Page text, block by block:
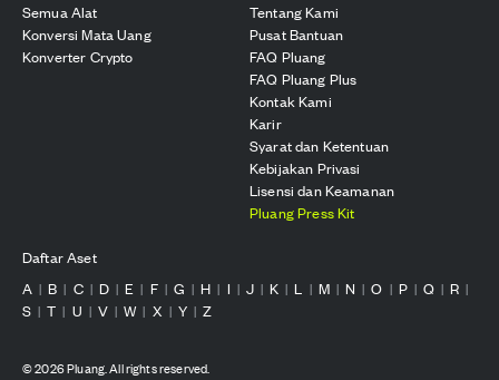
Semua Alat
Konversi Mata Uang
Konverter Crypto
Tentang Kami
Pusat Bantuan
FAQ Pluang
FAQ Pluang Plus
Kontak Kami
Karir
Syarat dan Ketentuan
Kebijakan Privasi
Lisensi dan Keamanan
Pluang Press Kit
Daftar Aset
A | B | C | D | E | F | G | H | I | J | K | L | M | N | O | P | Q | R |
S | T | U | V | W | X | Y | Z
©2026Pluang. All rights reserved.